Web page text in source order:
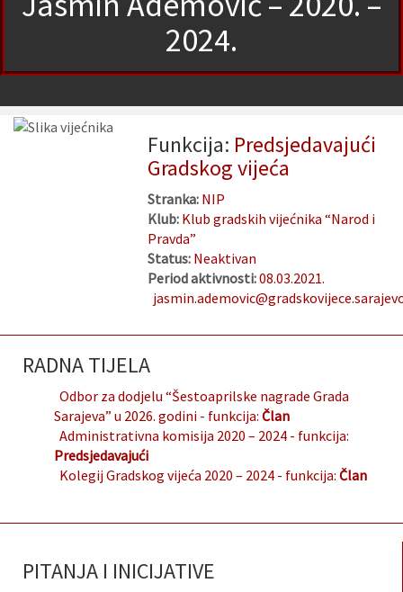
2024.
Funkcija: Predsjedavajući
Gradskog vijeća
Stranka: NIP
Klub: Klub gradskih vijećnika “Narod i
Pravda”
Status: Neaktivan
Period aktivnosti:08.03.2021.
RADNA TIJELA
Odbor za dodjelu “Šestoaprilske nagrade Grada
Sarajeva” u 2026. godini - funkcija: Član
Administrativna komisija 2020 – 2024 - funkcija:
Predsjedavajući
Kolegij Gradskog vijeća 2020 – 2024 - funkcija: Član
PITANJA I INICIJATIVE